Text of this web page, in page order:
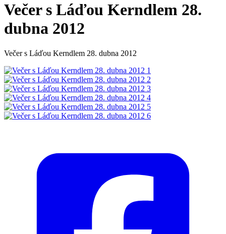
Večer s Láďou Kerndlem 28.
dubna 2012
Večer s Láďou Kerndlem 28. dubna 2012